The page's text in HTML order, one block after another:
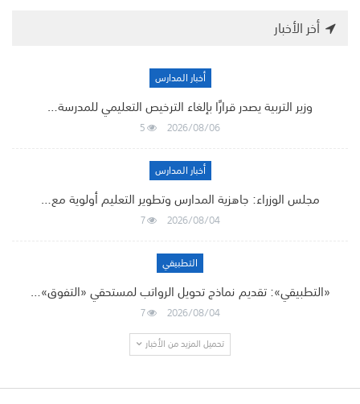
أخر الأخبار
أخبار المدارس
وزير التربية يصدر قرارًا بإلغاء الترخيص التعليمي للمدرسة…
2026/08/06
5
أخبار المدارس
مجلس الوزراء: جاهزية المدارس وتطوير التعليم أولوية مع…
2026/08/04
7
التطبيقي
«التطبيقي»: تقديم نماذج تحويل الرواتب لمستحقي «التفوق»…
2026/08/04
7
تحميل المزيد من الأخبار